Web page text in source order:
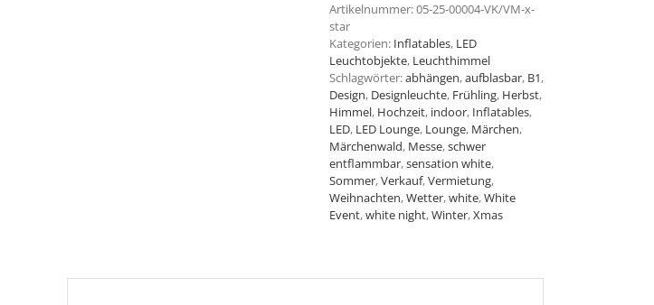
Artikelnummer:05-25-00004-VK/VM-x-
star
Kategorien: Inflatables, LED
Leuchtobjekte, Leuchthimmel
Schlagwörter:abhängen,aufblasbar, B1,
Design, Designleuchte, Frühling, Herbst,
Himmel, Hochzeit, indoor, Inflatables,
LED, LED Lounge, Lounge, Märchen,
Märchenwald, Messe,schwer
entflammbar,sensation white,
Sommer,Verkauf,Vermietung,
Weihnachten,Wetter,white,White
Event,white night,Winter,Xmas